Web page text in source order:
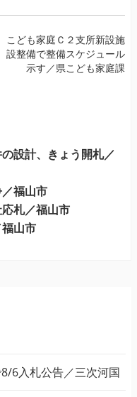
こども家庭Ｃ２支所新設施
設整備で整備スケジュール
示す／県こども家庭課
設計、きょう開札／
福山市
札／福山市
山市
6入札公告／三次河国